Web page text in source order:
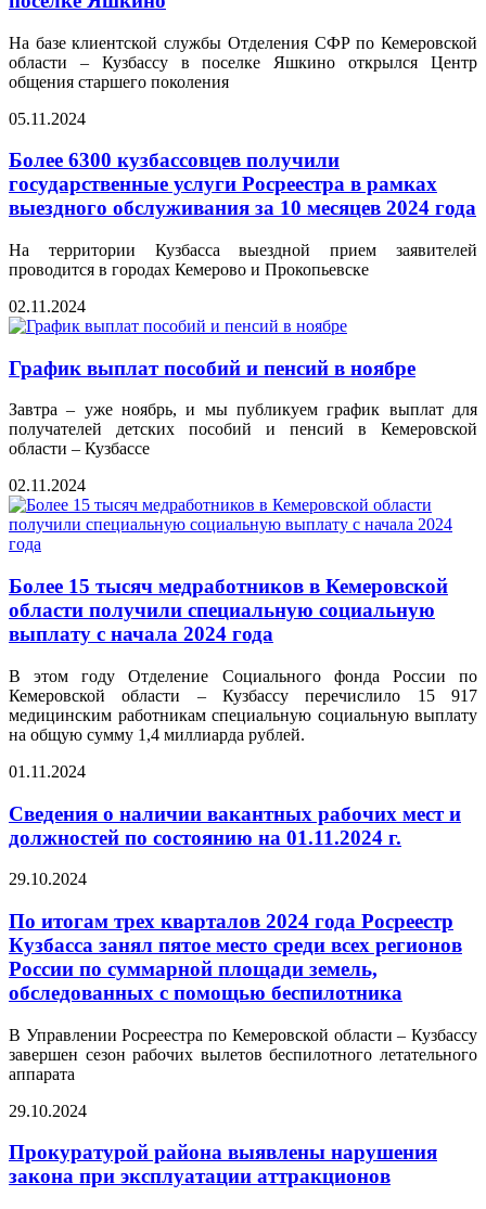
На базе клиентской службы Отделения СФР по Кемеровской
области – Кузбассу в поселке Яшкино открылся Центр
общения старшего поколения
05.11.2024
Более 6300 кузбассовцев получили
государственные услуги Росреестра в рамках
выездного обслуживания за 10 месяцев 2024 года
На территории Кузбасса выездной прием заявителей
проводится в городах Кемерово и Прокопьевске
02.11.2024
График выплат пособий и пенсий в ноябре
Завтра – уже ноябрь, и мы публикуем график выплат для
получателей детских пособий и пенсий в Кемеровской
области – Кузбассе
02.11.2024
Более 15 тысяч медработников в Кемеровской
области получили специальную социальную
выплату с начала 2024 года
В этом году Отделение Социального фонда России по
Кемеровской области – Кузбассу перечислило 15 917
медицинским работникам специальную социальную выплату
на общую сумму 1,4 миллиарда рублей.
01.11.2024
Сведения о наличии вакантных рабочих мест и
должностей по состоянию на 01.11.2024 г.
29.10.2024
По итогам трех кварталов 2024 года Росреестр
Кузбасса занял пятое место среди всех регионов
России по суммарной площади земель,
обследованных с помощью беспилотника
В Управлении Росреестра по Кемеровской области – Кузбассу
завершен сезон рабочих вылетов беспилотного летательного
аппарата
29.10.2024
Прокуратурой района выявлены нарушения
закона при эксплуатации аттракционов